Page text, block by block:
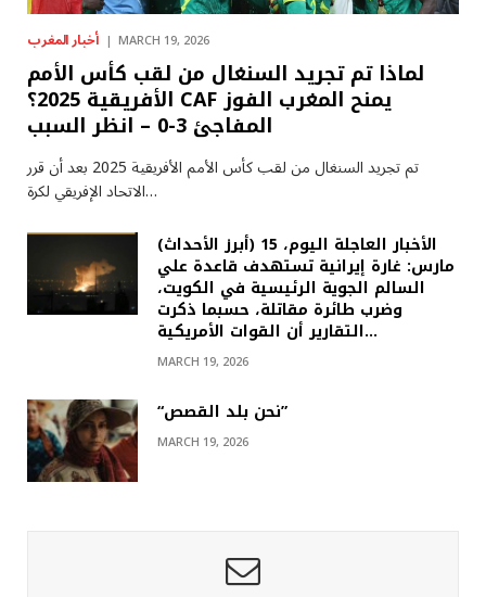
أخبار المغرب MARCH 19, 2026
لماذا تم تجريد السنغال من لقب كأس الأمم
الأفريقية 2025؟ CAF يمنح المغرب الفوز
المفاجئ 3-0 – انظر السبب
تم تجريد السنغال من لقب كأس الأمم الأفريقية 2025 بعد أن قرر
الاتحاد الإفريقي لكرة…
(أبرز الأحداث) الأخبار العاجلة اليوم، 15
مارس: غارة إيرانية تستهدف قاعدة علي
السالم الجوية الرئيسية في الكويت،
وضرب طائرة مقاتلة، حسبما ذكرت
التقارير أن القوات الأمريكية…
MARCH 19, 2026
“نحن بلد القصص”
MARCH 19, 2026